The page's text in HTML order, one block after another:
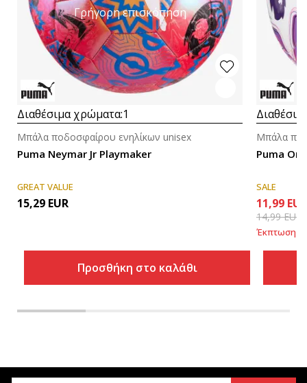
Γρήγορη επισκόπηση
Διαθέσιμα χρώματα:1
Puma Neymar Jr Playmaker
Μπάλα ποδοσφαίρου ενηλίκων unisex
GREAT VALUE
15,29 EUR
Προσθήκη στο καλάθι
Puma
Μπάλα
SALE
11,99 EUR
14,99EUR
Έκπτωση